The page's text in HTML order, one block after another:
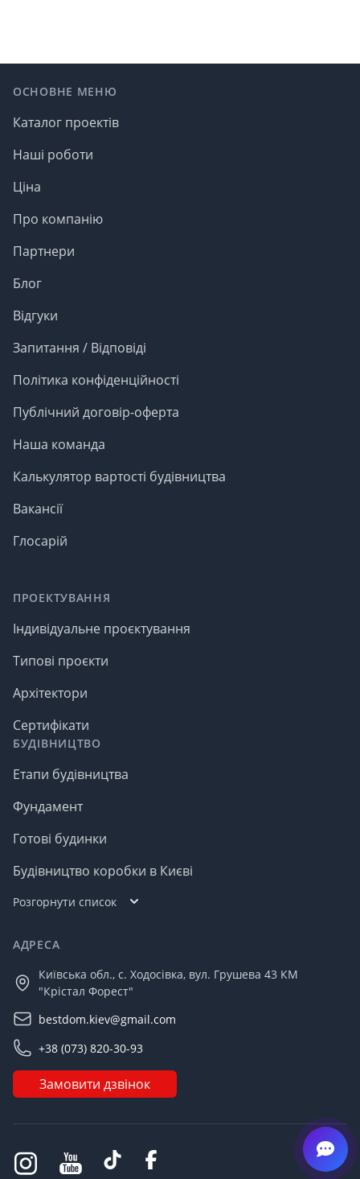
ОСНОВНЕ МЕНЮ
Каталог проектів
Наші роботи
Ціна
Про компанію
Партнери
Блог
Відгуки
Запитання / Відповіді
Політика конфіденційності
Публічний договір-оферта
Наша команда
Калькулятор вартості будівництва
Вакансії
Глосарій
ПРОЕКТУВАННЯ
Індивідуальне проєктування
Типові проєкти
Архітектори
Сертифікати
БУДІВНИЦТВО
Етапи будівництва
Фундамент
Готові будинки
Будівництво коробки в Києві
Розгорнути список
АДРЕСА
Київська обл., с. Ходосівка, вул. Грушева 43 КМ
"Крістал Форест"
bestdom.kiev@gmail.com
+38 (073) 820-30-93
Замовити дзвінок